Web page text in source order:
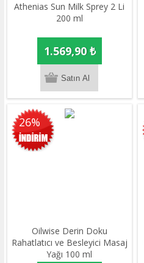
Athenias Sun Milk Sprey 2 Li
200 ml
1.569,90 ₺
26%
Oilwise Derin Doku
Rahatlatıcı ve Besleyici Masaj
Yağı 100 ml